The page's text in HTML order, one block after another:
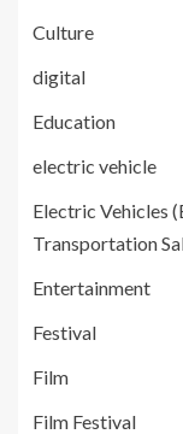
Culture
digital
Education
electric vehicle
Electric Vehicles
Transportation
Entertainment
Festival
Film
Film Festival